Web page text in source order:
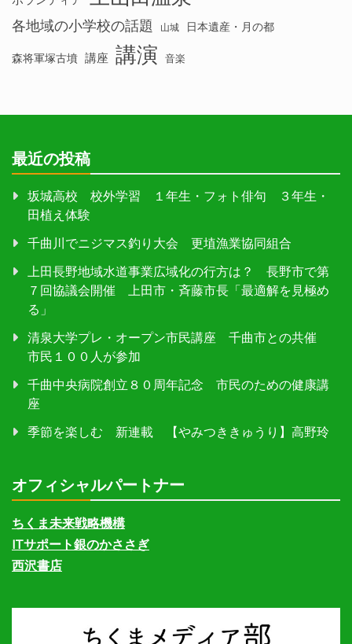
各地域の小学校の話題 山城 日本遺産・月の都
森将軍塚古墳 講座 講演 音楽
最近の投稿
坂城高校 校外学習 １年生・フォト俳句 ３年生・
田植え体験
千曲川でニジマス釣り大会 更埴漁業協同組合
上田長野地域水道事業広域化の行方は？ 長野市で第
７回協議会開催 上田市・斉藤市長「最適解を見極め
る」
清泉大学プレ・オープン市民講座 千曲市との共催
市民１００人が参加
千曲中央病院創立８０周年記念 市民のための健康講
座
季節を楽しむ 新連載 【やみつききゅうり】高野玲
オフィシャルパートナー
ちくま未来戦略機構
ITサポート銀のかささぎ
西沢書店